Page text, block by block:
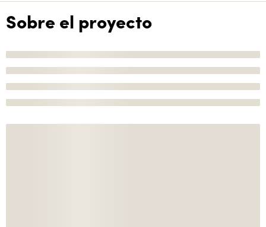
Sobre el proyecto